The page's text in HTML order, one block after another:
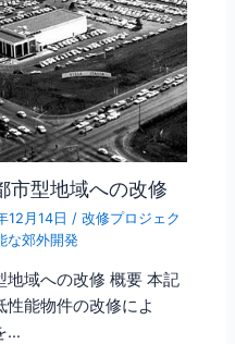
市型地域への改修
12月14日 /改修プロジェク
な郊外開発
地域への改修 概要 本記
能物件の改修によ
…